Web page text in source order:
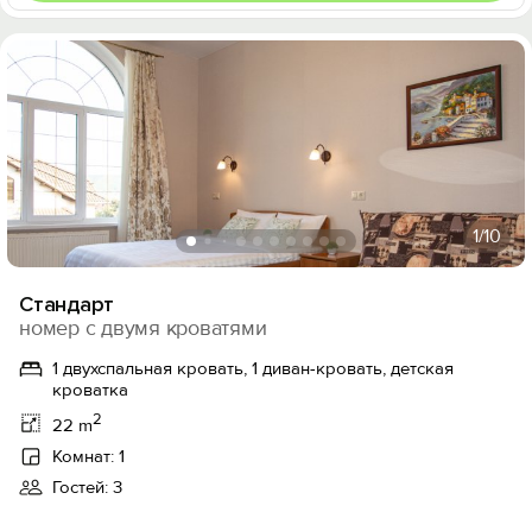
1/10
Стандарт
номер с двумя кроватями
1 двухспальная кровать, 1 диван-кровать, детская
кроватка
22 m2
Комнат: 1
Гостей: 3